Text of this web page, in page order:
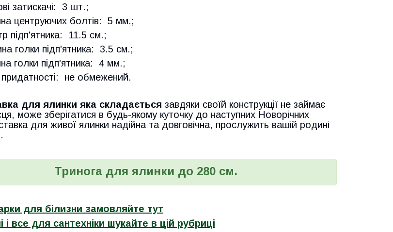
затискачі: 3 шт.;
центруючих болтів: 5 мм.;
підп'ятника: 11.5 см.;
голки підп'ятника: 3.5 см.;
голки підп'ятника: 4 мм.;
не обмежений.
для ялинки яка складається завдяки своїй конструкції не займає
може зберігатися в будь-якому куточку до наступних Новорічних
для живої ялинки надійна та довговічна, прослужить вашій родині
Тринога для ялинки до 280 см.
для білизни замовляйте тут
і все для сантехніки шукайте в цій рубриці